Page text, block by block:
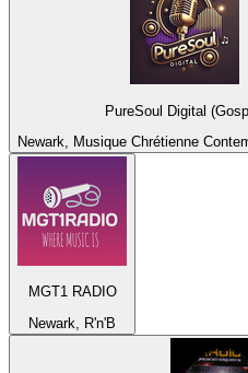
PureSoul Digital
Newark, Musique Chrétienne
MGT1 RADIO
Newark, R'n'B